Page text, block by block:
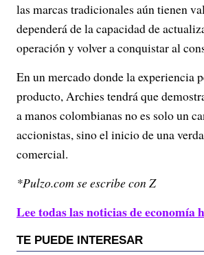
las marcas tradicionales aún tienen
dependerá de la capacidad de
operación y volver a conquistar al
En un mercado donde la experiencia
producto, Archies tendrá que
a manos colombianas no es solo un
accionistas, sino el inicio de una
comercial.
*Pulzo.com se escribe con Z
Lee todas las noticias de economía